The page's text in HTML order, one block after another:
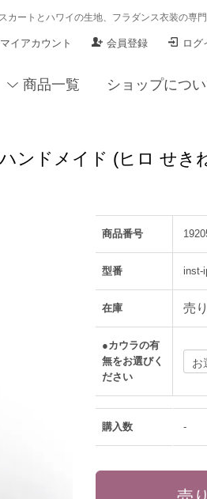
カートとハワイの生地、フラダンス衣装の専
マイアカウント 会員登録 ログ
商品一覧 ショップにつ
ンドメイド (ヒロ せき
商品番号
型番 inst-
在庫 売
●カウラの有
無をお選びく
ださい
購入数 -